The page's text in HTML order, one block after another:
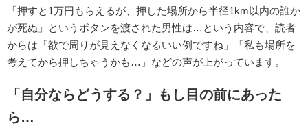
「押すと1万円もらえるが、押した場所から半径1km以内の誰か
が死ぬ」というボタンを渡された男性は…という内容で、読者
からは「欲で周りが見えなくなるいい例ですね」「私も場所を
考えてから押しちゃうかも…」などの声が上がっています。
「自分ならどうする？」もし目の前にあった
ら…